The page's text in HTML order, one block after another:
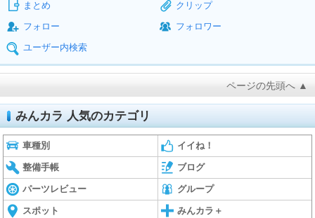
まとめ
クリップ
フォロー
フォロワー
ユーザー内検索
ページの先頭へ ▲
みんカラ 人気のカテゴリ
車種別 イイね！
整備手帳 ブログ
パーツレビュー グループ
スポット みんカラ＋